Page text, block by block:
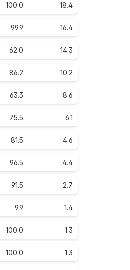
100.0 18.4
99.9 16.4
62.0 14.3
86.2 10.2
63.3 8.6
75.5 6.1
81.5 4.6
96.5 4.4
91.5 2.7
9.9 1.4
100.0 1.3
100.0 1.3